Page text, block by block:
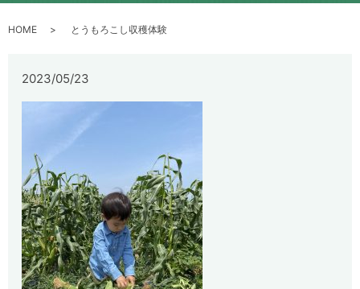
HOME とうもろこし収穫体験
2023/05/23